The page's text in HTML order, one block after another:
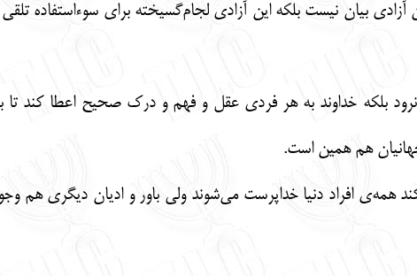
آزادی بیان نیست بلکه این آزادی لجام‌گسیخته برای سوءاستفاده
بلکه خداوند به هر فردی عقل و فهم و درک صحیح اعطا کند تا
هم همین است.
همه‌ی افراد دنیا خداپرست می‌شوند ولی باور و ادیان دیگری هم